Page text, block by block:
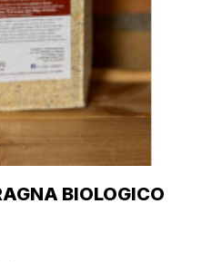
BIOLOGICO